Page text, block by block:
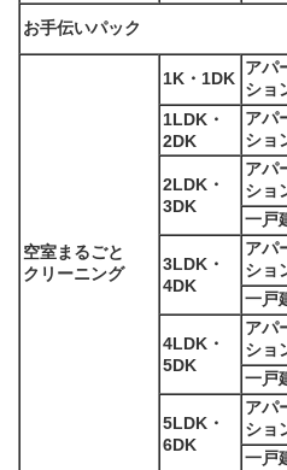
お手伝いパック
空室まるごと
クリーニング
1K・1DK
アパ
ショ
1LDK・
2DK
アパ
ショ
2LDK・
3DK
アパ
ショ
一戸
3LDK・
4DK
アパ
ショ
一戸
4LDK・
5DK
アパ
ショ
一戸
5LDK・
6DK
アパ
ショ
一戸